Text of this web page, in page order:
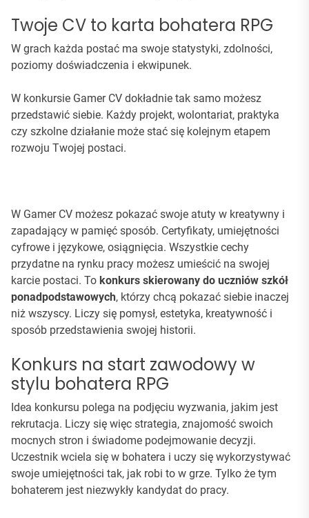
Twoje CV to karta bohatera RPG
W grach każda postać ma swoje statystyki, zdolności,
poziomy doświadczenia i ekwipunek.
W konkursie Gamer CV dokładnie tak samo możesz
przedstawić siebie. Każdy projekt, wolontariat, praktyka
czy szkolne działanie może stać się kolejnym etapem
rozwoju Twojej postaci.
W Gamer CV możesz pokazać swoje atuty w kreatywny i
zapadający w pamięć sposób. Certyfikaty, umiejętności
cyfrowe i językowe, osiągnięcia. Wszystkie cechy
przydatne na rynku pracy możesz umieścić na swojej
karcie postaci. To konkurs skierowany do uczniów szkół
ponadpodstawowych, którzy chcą pokazać siebie inaczej
niż wszyscy. Liczy się pomysł, estetyka, kreatywność i
sposób przedstawienia swojej historii.
Konkurs na start zawodowy w
stylu bohatera RPG
Idea konkursu polega na podjęciu wyzwania, jakim jest
rekrutacja. Liczy się więc strategia, znajomość swoich
mocnych stron i świadome podejmowanie decyzji.
Uczestnik wciela się w bohatera i uczy się wykorzystywać
swoje umiejętności tak, jak robi to w grze. Tylko że tym
bohaterem jest niezwykły kandydat do pracy.